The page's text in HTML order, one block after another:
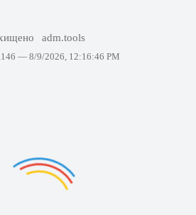
adm.tools
— 8/9/2026, 12:16:46 PM